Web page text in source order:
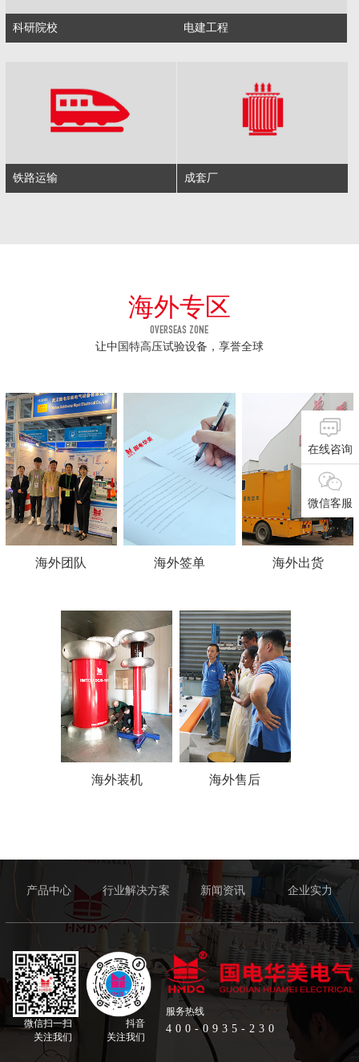
科研院校 电建工程
铁路运输 成套厂
海外专区
OVERSEAS ZONE
让中国特高压试验设备，享誉全球
海外团队 海外签单 海外出货
海外装机 海外售后
产品中心 行业解决方案 新闻资讯 企业实力
微信扫一扫
关注我们
抖音
关注我们
服务热线
400-0935-230
在线咨询
微信客服